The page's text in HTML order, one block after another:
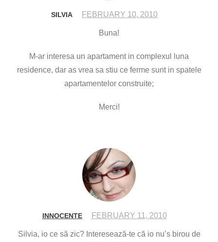
SILVIA FEBRUARY 10, 2010
Buna!
M-ar interesa un apartament in complexul luna
residence, dar as vrea sa stiu ce ferme sunt in spatele
apartamentelor construite;
Merci!
INNOCENTE FEBRUARY 11, 2010
Silvia, io ce să zic? Interesează-te că io nu’s birou de